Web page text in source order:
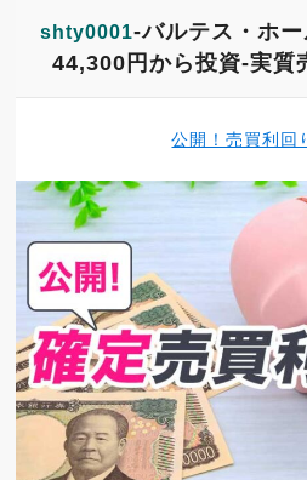
shty0001-バルテス・ホ
44,300円から投資-実質
公開！売買利回